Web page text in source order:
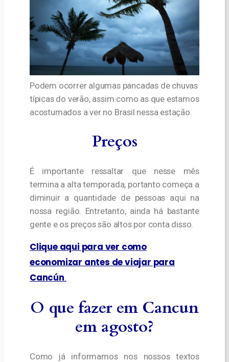
Podem ocorrer algumas pancadas de chuvas
típicas do verão, assim como as que estamos
acostumados a ver no Brasil nessa estação.
Preços
É importante ressaltar que nesse mês
termina a alta temporada, portanto começa a
diminuir a quantidade de pessoas aqui na
nossa região. Entretanto, ainda há bastante
gente e os preços são altos por conta disso.
Clique aqui para ver como
economizar antes de viajar para
Cancún.
O que fazer em Cancun
em agosto?
Como já informamos nos nossos textos